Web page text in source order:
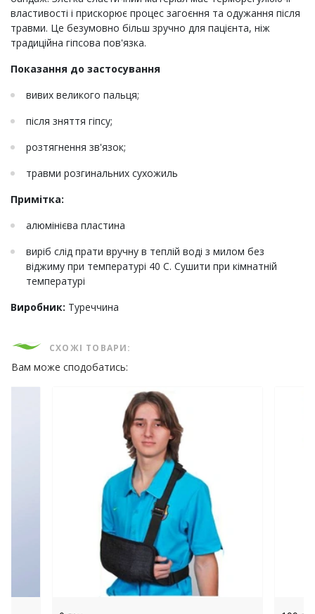
властивості і прискорює процес загоєння та одужання після
травми. Це безумовно більш зручно для пацієнта, ніж
традиційна гіпсова пов'язка.
Показання до застосування
вивих великого пальця;
після зняття гіпсу;
розтягнення зв'язок;
травми розгинальних сухожиль
Примітка:
алюмінієва пластина
виріб слід прати вручну в теплій воді з милом без
віджиму при температурі 40 C. Сушити при кімнатній
температурі
Виробник: Туреччина
СХОЖІ ТОВАРИ:
Вам може сподобатись: